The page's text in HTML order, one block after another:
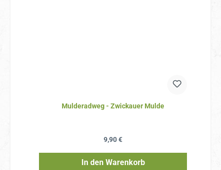
Mulderadweg - Zwickauer Mulde
Regulärer Preis:
9,90 €
In den Warenkorb